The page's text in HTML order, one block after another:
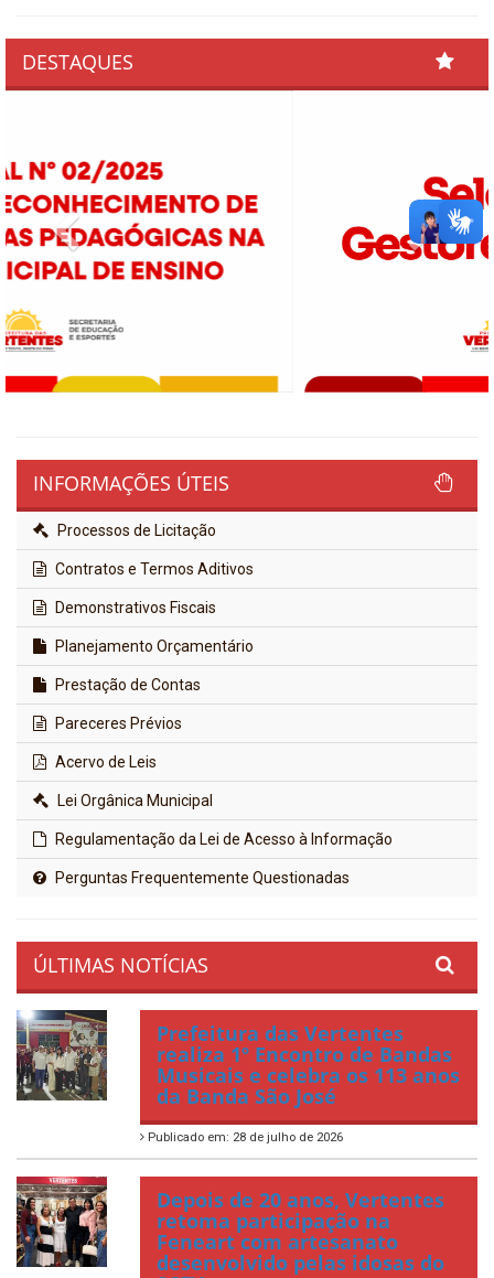
DESTAQUES
Previous Next
INFORMAÇÕES ÚTEIS
Processos de Licitação
Contratos e Termos Aditivos
Demonstrativos Fiscais
Planejamento Orçamentário
Prestação de Contas
Pareceres Prévios
Acervo de Leis
Lei Orgânica Municipal
Regulamentação da Lei de Acesso à Informação
Perguntas Frequentemente Questionadas
ÚLTIMAS NOTÍCIAS
Prefeitura das Vertentes
realiza 1º Encontro de Bandas
Musicais e celebra os 113 anos
da Banda São José
Publicado em: 28 de julho de 2026
Depois de 20 anos, Vertentes
retoma participação na
Feneart com artesanato
desenvolvido pelas idosas do